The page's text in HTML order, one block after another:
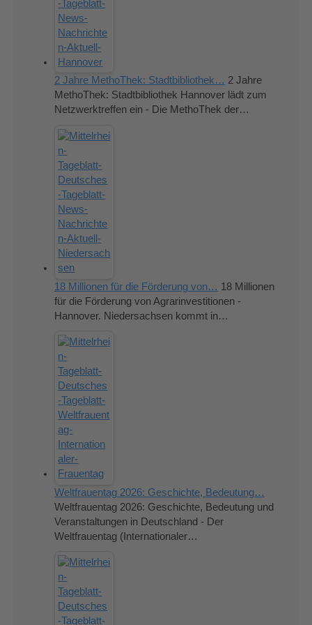
2 Jahre MethoThek: Stadtbibliothek… 2 Jahre
MethoThek: Stadtbibliothek Hannover lädt zum
Netzwerktreffen ein - Die MethoThek der…
18 Millionen für die Förderung von… 18 Millionen
für die Förderung von Agrarinvestitionen -
Hannover. Niedersachsen kommt in…
Weltfrauentag 2026: Geschichte, Bedeutung…
Weltfrauentag 2026: Geschichte, Bedeutung und
Veranstaltungen in Deutschland - Der
Weltfrauentag (Internationaler…